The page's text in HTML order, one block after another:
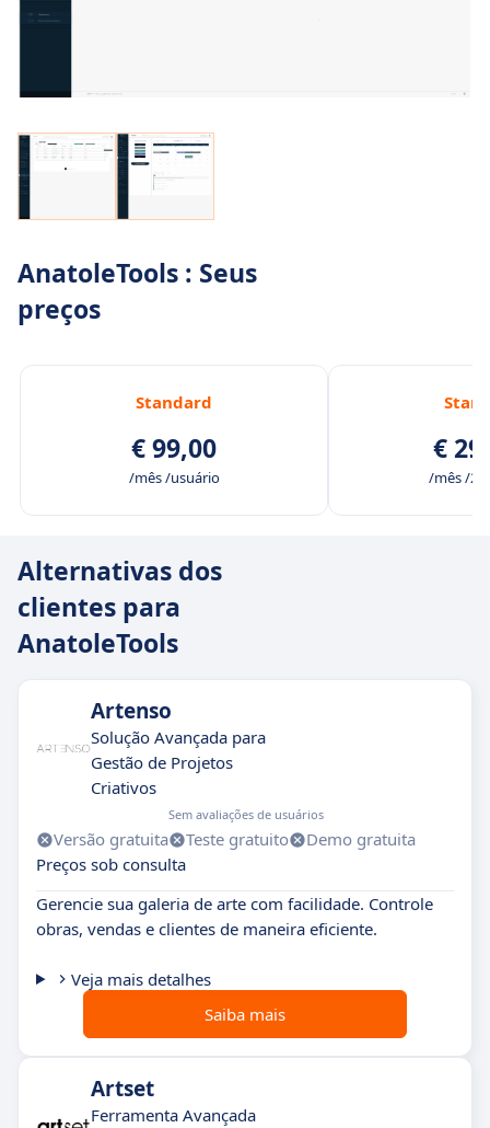
AnatoleTools : Seus
preços
Standard
€ 99,00
/mês /usuário
€
/mês /2
Alternativas dos
clientes para
AnatoleTools
Artenso
Solução Avançada para
Gestão de Projetos
Criativos
Sem avaliações de usuários
Versão gratuita Teste gratuito
Demo gratuita
Preços sob consulta
Gerencie sua galeria de arte com facilidade. Controle
obras, vendas e clientes de maneira eficiente.
Veja mais detalhes
Saiba mais
Artset
Ferramenta Avançada